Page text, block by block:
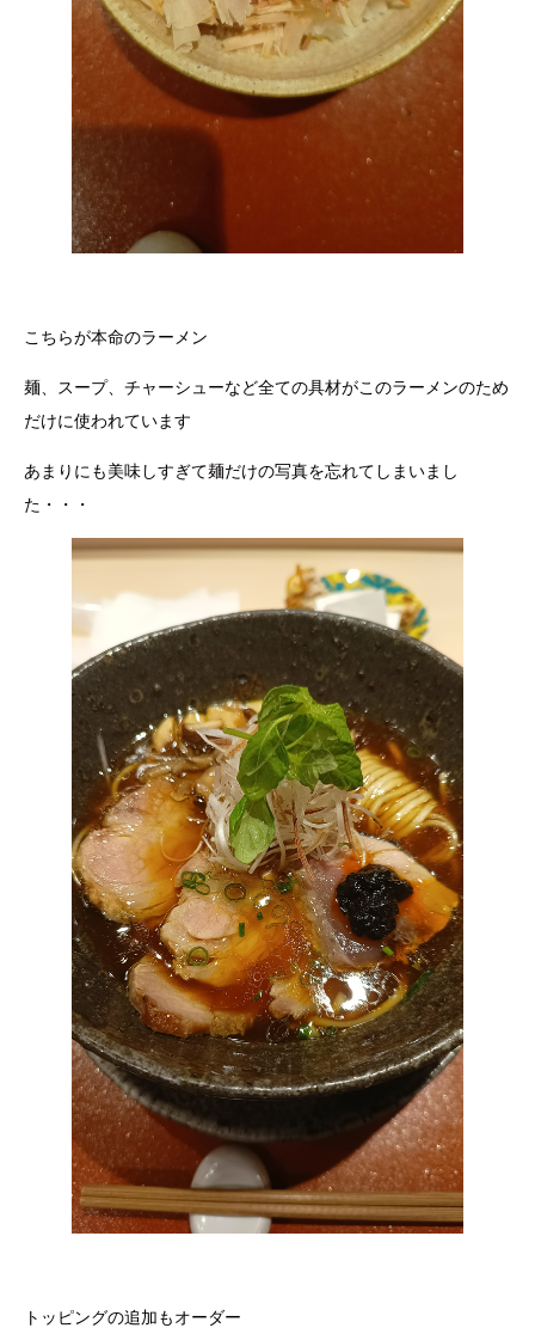
こちらが本命のラーメン
麺、スープ、チャーシューなど全ての具材がこのラーメンのため
だけに使われています
あまりにも美味しすぎて麺だけの写真を忘れてしまいまし
た・・・
トッピングの追加もオーダー